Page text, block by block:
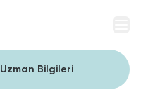
Uzman Bilgileri